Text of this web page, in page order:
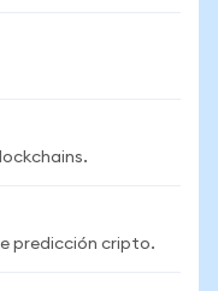
predicción cripto.